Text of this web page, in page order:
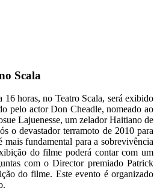
Scala
horas, no Teatro Scala, será exibido
pelo actor Don Cheadle, nomeado ao
Lajuenesse, um zelador Haitiano de
o devastador terramoto de 2010 para
mais fundamental para a sobrevivência
do filme poderá contar com um
com o Director premiado Patrick
do filme. Este evento é organizado